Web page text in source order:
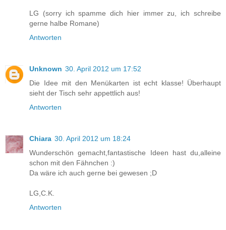
LG (sorry ich spamme dich hier immer zu, ich schreibe
gerne halbe Romane)
Antworten
Unknown 30. April 2012 um 17:52
Die Idee mit den Menükarten ist echt klasse! Überhaupt
sieht der Tisch sehr appettlich aus!
Antworten
Chiara 30. April 2012 um 18:24
Wunderschön gemacht,fantastische Ideen hast du,alleine
schon mit den Fähnchen :)
Da wäre ich auch gerne bei gewesen ;D
LG,C.K.
Antworten